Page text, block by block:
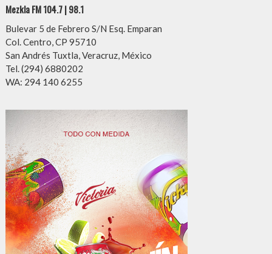
Mezkla FM 104.7 | 98.1
Bulevar 5 de Febrero S/N Esq. Emparan
Col. Centro, CP 95710
San Andrés Tuxtla, Veracruz, México
Tel. (294) 6880202
WA: 294 140 6255